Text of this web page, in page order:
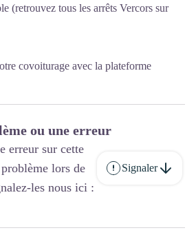
(retrouvez tous les arrêts Vercors sur
covoiturage avec la plateforme
ou une erreur
erreur sur cette
lors de
les nous ici :
Signaler